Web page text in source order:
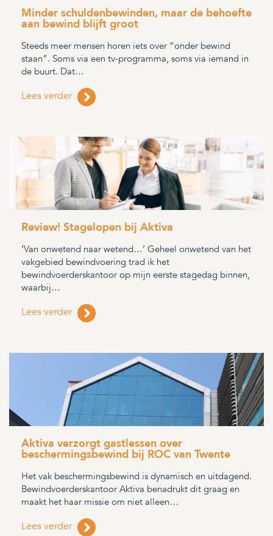
Minder schuldenbewinden, maar de behoefte
aan bewind blijft groot
Steeds meer mensen horen iets over “onder bewind
staan”. Soms via een tv-programma, soms via iemand in
de buurt. Dat…
Lees verder
Review! Stagelopen bij Aktiva
‘Van onwetend naar wetend…’ Geheel onwetend van het
vakgebied bewindvoering trad ik het
bewindvoerderskantoor op mijn eerste stagedag binnen,
waarbij…
Lees verder
Aktiva verzorgt gastlessen over
beschermingsbewind bij ROC van Twente
Het vak beschermingsbewind is dynamisch en uitdagend.
Bewindvoerderskantoor Aktiva benadrukt dit graag en
maakt het haar missie om niet alleen…
Lees verder